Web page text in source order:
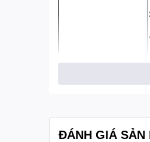
ĐÁNH GIÁ SẢN